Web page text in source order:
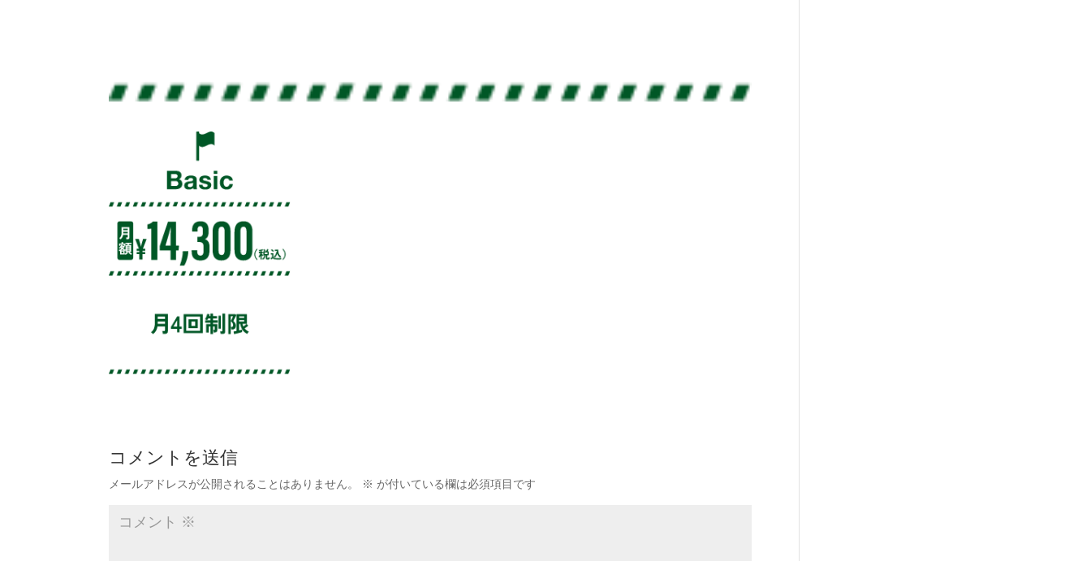
コメントを送信
メールアドレスが公開されることはありません。 ※ が付いている欄は必須項目です